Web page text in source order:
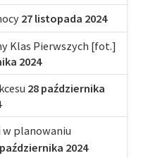
27 listopada 2024
Klas Pierwszych [fot.]
2024
28 października
w planowaniu
2024